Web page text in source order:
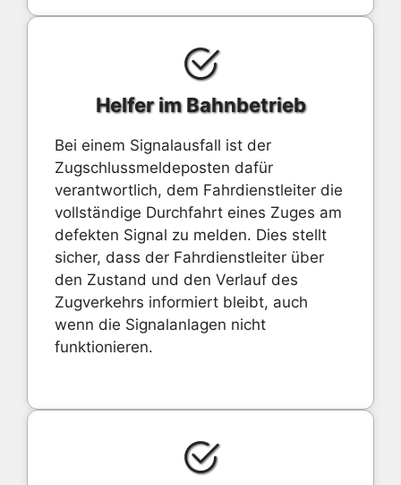
Helfer im Bahnbetrieb
Bei einem Signalausfall ist der
Zugschlussmeldeposten dafür
verantwortlich, dem Fahrdienstleiter die
vollständige Durchfahrt eines Zuges am
defekten Signal zu melden. Dies stellt
sicher, dass der Fahrdienstleiter über
den Zustand und den Verlauf des
Zugverkehrs informiert bleibt, auch
wenn die Signalanlagen nicht
funktionieren.